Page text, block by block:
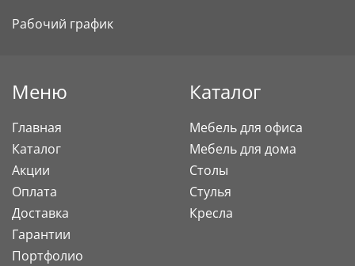
Рабочий график
Меню
Главная
Каталог
Акции
Оплата
Доставка
Гарантии
Портфолио
Каталог
Мебель для офиса
Мебель для дома
Столы
Стулья
Кресла